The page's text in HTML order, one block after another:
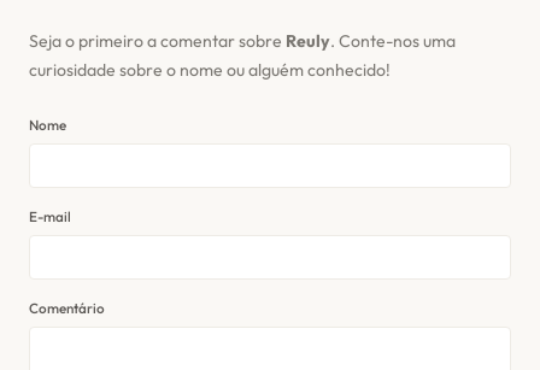
Seja o primeiro a comentar sobre Reuly. Conte-nos uma
curiosidade sobre o nome ou alguém conhecido!
Nome
E-mail
Comentário